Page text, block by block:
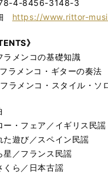
4-8456-3148-3
https://www.rittor-
》
メンコの基礎知識
ラメンコ・ギターの奏法
ラメンコ・スタイル・ソ
ー・フェア／イギリス民謡
た遊び／スペイン民謡
星／フランス民謡
くら／日本古謡